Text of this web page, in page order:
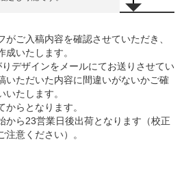
がご入稿内容を確認させていただき、
成いたします。
デザインをメールにてお送りさせてい
いただいた内容に間違いがないかご確
たします。
らとなります。
から23営業日後出荷となります（校正
意ください）。